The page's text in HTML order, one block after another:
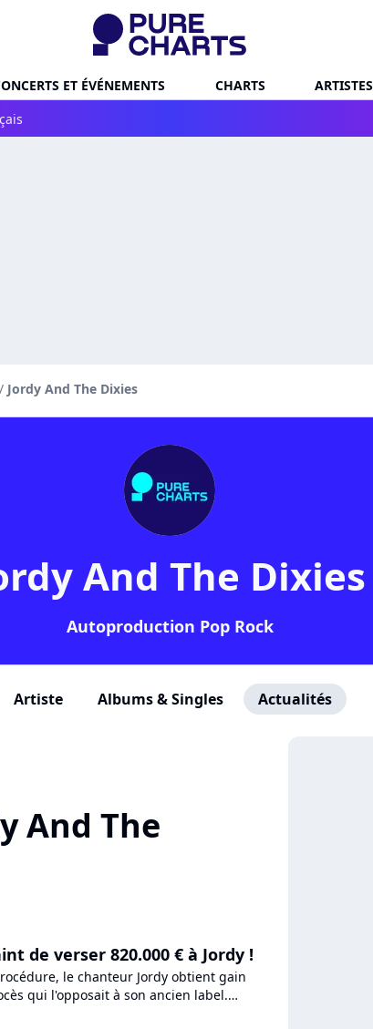
ET ÉVÉNEMENTS CHARTS ARTISTES
/ Jordy And The Dixies
And The Dixies
Autoproduction Pop Rock
Artiste Albums & Singles Actualités
And The
de verser 820.000 € à Jordy !
le chanteur Jordy obtient gain
qui l'opposait à son ancien label.